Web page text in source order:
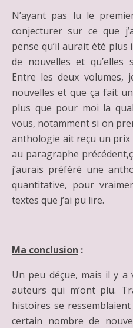
N’ayant pas lu le
conjecturer sur ce que
pense qu’il aurait été
de nouvelles et qu’elles
Entre les deux volumes,
nouvelles et que ça fait
plus que pour moi la
vous, notamment si on
anthologie ait reçu un prix
au paragraphe
j’aurais préféré une
quantitative, pour
textes que j’ai pu lire.
Ma conclusion :
Un peu déçue, mais il y a
auteurs qui m’ont plu.
histoires se
certain nombre de